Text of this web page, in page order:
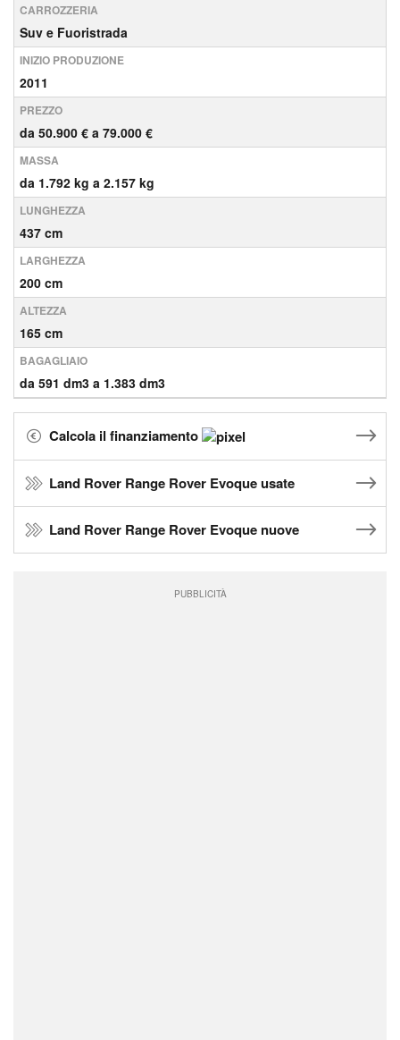
CARROZZERIA
Suv e Fuoristrada
INIZIO PRODUZIONE
2011
PREZZO
da 50.900 € a 79.000 €
MASSA
da 1.792 kg a 2.157 kg
LUNGHEZZA
437 cm
LARGHEZZA
200 cm
ALTEZZA
165 cm
BAGAGLIAIO
da 591 dm3 a 1.383 dm3
Calcola il finanziamento
Land Rover Range Rover Evoque usate
Land Rover Range Rover Evoque nuove
PUBBLICITÀ